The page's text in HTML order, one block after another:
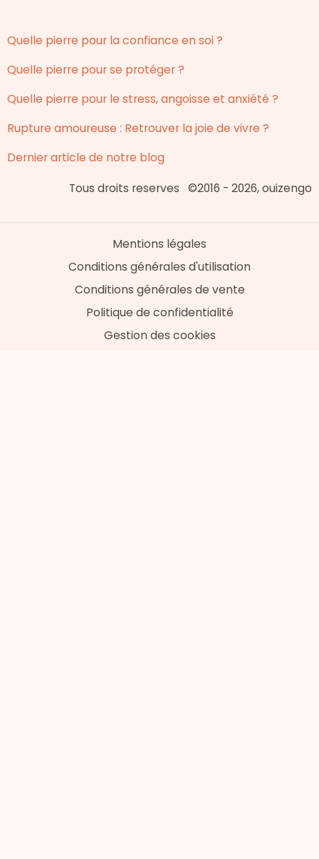
Quelle pierre pour la confiance en soi ?
Quelle pierre pour se protéger ?
Quelle pierre pour le stress, angoisse et anxiété ?
Rupture amoureuse : Retrouver la joie de vivre ?
Dernier article de notre blog
Tous droits reserves ©2016 - 2026, ouizengo
Mentions légales
Conditions générales d'utilisation
Conditions générales de vente
Politique de confidentialité
Gestion des cookies